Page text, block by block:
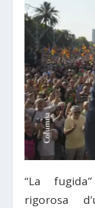
“La
rigorosa